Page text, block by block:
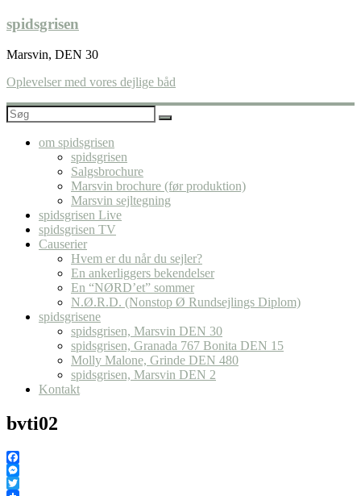
Skip
to
content
spidsgrisen
Marsvin, DEN 30
Oplevelser med vores dejlige båd
om spidsgrisen
spidsgrisen
Salgsbrochure
Marsvin brochure (før produktion)
Marsvin sejltegning
spidsgrisen Live
spidsgrisen TV
Causerier
Hvem er du når du sejler?
En ankerliggers bekendelser
En “NØRD’et” sommer
N.Ø.R.D. (Nonstop Ø Rundsejlings Diplom)
spidsgrisene
spidsgrisen, Marsvin DEN 30
spidsgrisen, Granada 767 Bonita DEN 15
Molly Malone, Grinde DEN 480
spidsgrisen, Marsvin DEN 2
Kontakt
bvti02
Facebook
Messenger